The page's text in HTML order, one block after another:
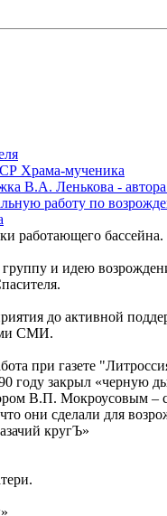
Храма-мученика
Ленькова - автора
работу по
работающего бассейна.
и идею
до активной
СМИ.
при газете
году закрыл «черную
В.П. Мокроусовым
они сделали для
кругЪ»